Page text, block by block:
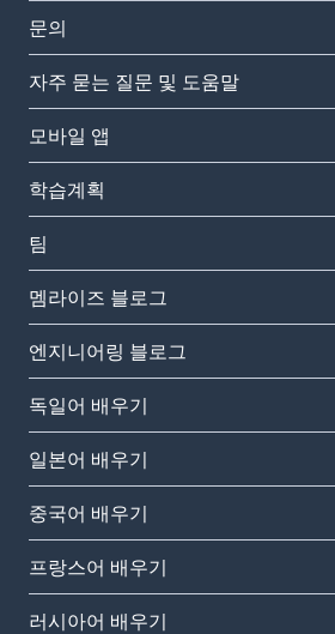
문의
자주 묻는 질문 및 도움말
모바일 앱
학습계획
팀
멤라이즈 블로그
엔지니어링 블로그
독일어 배우기
일본어 배우기
중국어 배우기
프랑스어 배우기
러시아어 배우기